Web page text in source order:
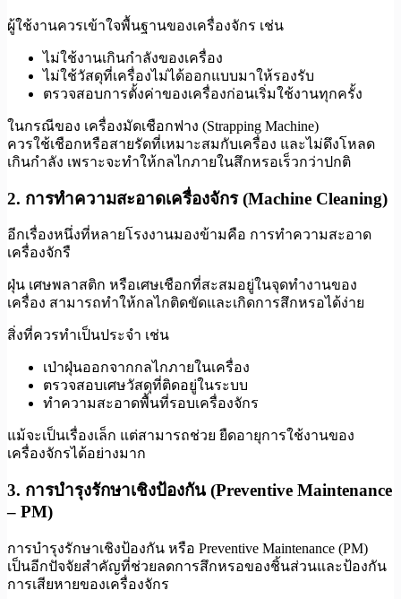
ผู้ใช้งานควรเข้าใจพื้นฐานของเครื่องจักร เช่น
ไม่ใช้งานเกินกำลังของเครื่อง
ไม่ใช้วัสดุที่เครื่องไม่ได้ออกแบบมาให้รองรับ
ตรวจสอบการตั้งค่าของเครื่องก่อนเริ่มใช้งานทุกครั้ง
ในกรณีของ เครื่องมัดเชือกฟาง (Strapping Machine)
ควรใช้เชือกหรือสายรัดที่เหมาะสมกับเครื่อง และไม่ดึงโหลด
เกินกำลัง เพราะจะทำให้กลไกภายในสึกหรอเร็วกว่าปกติ
2. การทำความสะอาดเครื่องจักร (Machine Cleaning)
อีกเรื่องหนึ่งที่หลายโรงงานมองข้ามคือ การทำความสะอาด
เครื่องจักรื
ฝุ่น เศษพลาสติก หรือเศษเชือกที่สะสมอยู่ในจุดทำงานของ
เครื่อง สามารถทำให้กลไกติดขัดและเกิดการสึกหรอได้ง่าย
สิ่งที่ควรทำเป็นประจำ เช่น
เป่าฝุ่นออกจากกลไกภายในเครื่อง
ตรวจสอบเศษวัสดุที่ติดอยู่ในระบบ
ทำความสะอาดพื้นที่รอบเครื่องจักร
แม้จะเป็นเรื่องเล็ก แต่สามารถช่วย ยืดอายุการใช้งานของ
เครื่องจักรได้อย่างมาก
3. การบำรุงรักษาเชิงป้องกัน (Preventive Maintenance
– PM)
การบำรุงรักษาเชิงป้องกัน หรือ Preventive Maintenance (PM)
เป็นอีกปัจจัยสำคัญที่ช่วยลดการสึกหรอของชิ้นส่วนและป้องกัน
การเสียหายของเครื่องจักร